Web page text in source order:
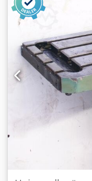
Skick: bra Vikt: 230
600 x 600 mm